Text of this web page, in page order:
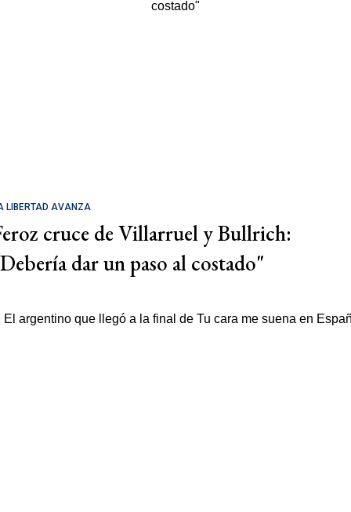
LIBERTAD AVANZA
cruce de Villarruel y Bullrich:
dar un paso al costado"